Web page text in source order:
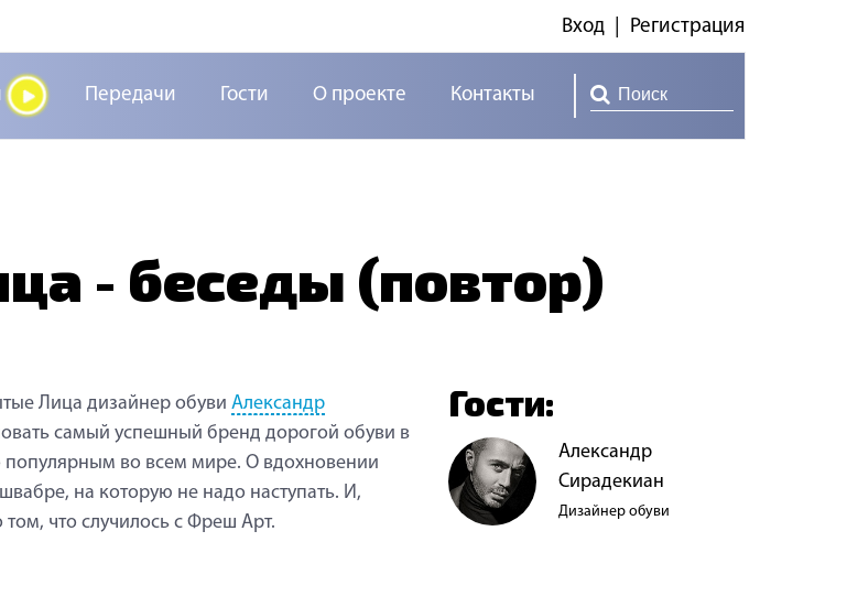
Передачи Гости О проекте Контакты
Вход Регистрация
- беседы (повтор)
Лица дизайнер обуви Александр
самый успешный бренд дорогой обуви в
популярным во всем мире. О вдохновении
на которую не надо наступать. И,
что случилось с Фреш Арт.
Гости:
Александр
Сирадекиан
Дизайнер обуви